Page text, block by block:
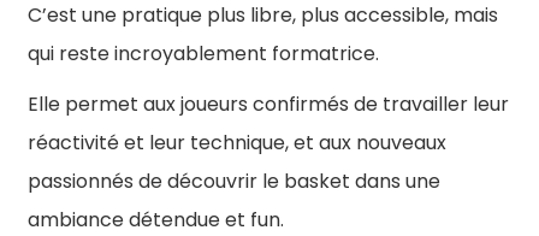
C’est une pratique plus libre, plus accessible, mais
qui reste incroyablement formatrice.
Elle permet aux joueurs confirmés de travailler leur
réactivité et leur technique, et aux nouveaux
passionnés de découvrir le basket dans une
ambiance détendue et fun.